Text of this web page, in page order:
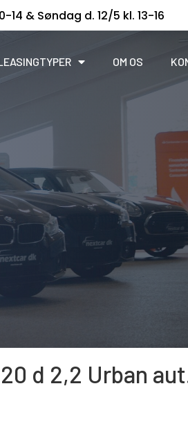
& Søndag d. 12/5 kl. 13-16
OM OS
d 2,2 Urban